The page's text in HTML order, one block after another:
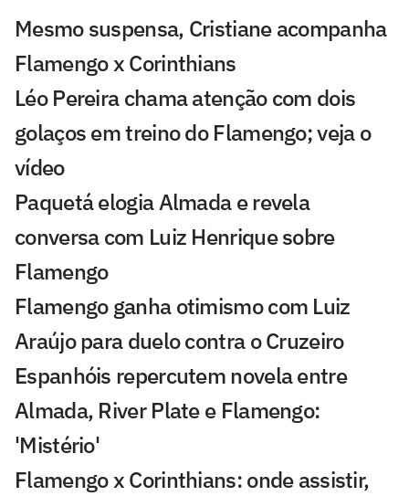
Mesmo suspensa, Cristiane acompanha
Flamengo x Corinthians
Léo Pereira chama atenção com dois
golaços em treino do Flamengo; veja o
vídeo
Paquetá elogia Almada e revela
conversa com Luiz Henrique sobre
Flamengo
Flamengo ganha otimismo com Luiz
Araújo para duelo contra o Cruzeiro
Espanhóis repercutem novela entre
Almada, River Plate e Flamengo:
'Mistério'
Flamengo x Corinthians: onde assistir,